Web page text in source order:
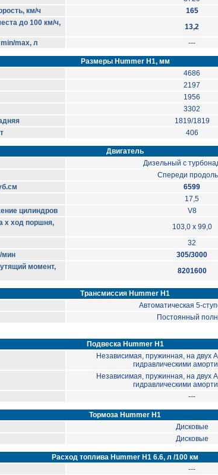
км/ч
165
до 100 км/ч,
13,2
max, л
---
Размеры Hummer H1, мм
4686
2197
1956
3302
1819/1819
406
Двигатель
Дизельный с
Спереди
6599
17,5
цилиндров
V8
х ход поршня,
103,0 x 99,0
32
мин
305/3000
момент,
8201600
Трансмиссия Hummer H1
Автоматическая 5-
Постоянный
Подвеска Hummer H1
Независимая, пружинная, на двух
гидравлическими
Независимая, пружинная, на двух
гидравлическими
---
Тормоза Hummer H1
Дисковые
Дисковые
Расход топлива Hummer H1 6.6, л /100 км
---